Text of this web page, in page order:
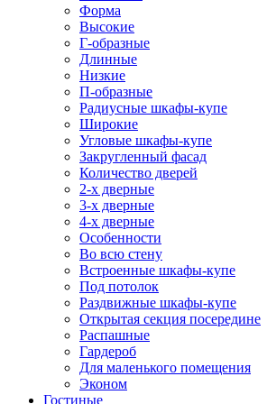
Форма
Высокие
Г-образные
Длинные
Низкие
П-образные
Радиусные шкафы-купе
Широкие
Угловые шкафы-купе
Закругленный фасад
Количество дверей
2-х дверные
3-х дверные
4-х дверные
Особенности
Во всю стену
Встроенные шкафы-купе
Под потолок
Раздвижные шкафы-купе
Открытая секция посередине
Распашные
Гардероб
Для маленького помещения
Эконом
Гостиные